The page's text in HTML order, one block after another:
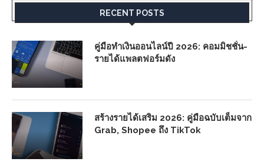
RECENT POSTS
คู่มือทำเงินออนไลน์ปี 2026: คอมมิชชั่น-
รายได้แพลตฟอร์มดัง
สร้างรายได้เสริม 2026: คู่มือฉบับเต็มจาก
Grab, Shopee ถึง TikTok